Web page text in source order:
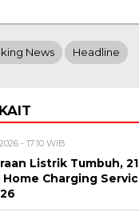
News Headline
- 17:10 WIB
Listrik Tumbuh,
Home Charging